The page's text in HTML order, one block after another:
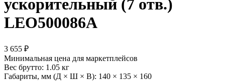
ускорительный (7 отв.)
LEO500086A
3 655 ₽
Минимальная цена для маркетплейсов
Вес брутто: 1.05 кг
Габариты, мм (Д × Ш × В): 140 × 135 × 160